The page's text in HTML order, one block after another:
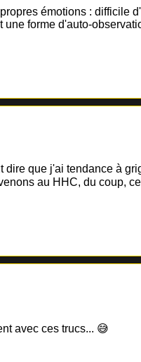
émotions : difficile
forme d'auto-
que j'ai tendance à
au HHC, du coup,
avec ces trucs... 😅